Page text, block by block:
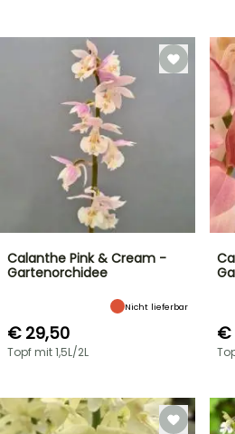
Calanthe Pink & Cream -
Gartenorchidee
Nicht lieferbar
€ 29,50
Topf mit 1,5L/2L
€